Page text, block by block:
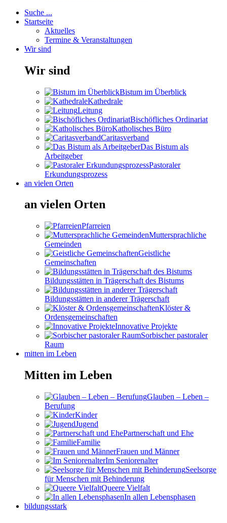
Suche ...
Startseite
Aktuelles
Termine & Veranstaltungen
Wir sind
Wir sind
Bistum im Überblick
Kathedrale
Leitung
Bischöfliches Ordinariat
Katholisches Büro
Caritasverband
Das Bistum als
Arbeitgeber
Pastoraler
Erkundungsprozess
an vielen Orten
an vielen Orten
Pfarreien
Muttersprachliche
Gemeinden
Geistliche
Gemeinschaften
Bildungsstätten in Trägerschaft des Bistums
Bildungsstätten in anderer Trägerschaft
Klöster &
Ordensgemeinschaften
Innovative Projekte
Sorbischer pastoraler
Raum
mitten im Leben
Mitten im Leben
Glauben – Leben –
Berufung
Kinder
Jugend
Partnerschaft und Ehe
Familie
Frauen und Männer
Im Seniorenalter
Seelsorge
für Menschen mit Behinderung
Queere Vielfalt
In allen Lebensphasen
bildungsstark